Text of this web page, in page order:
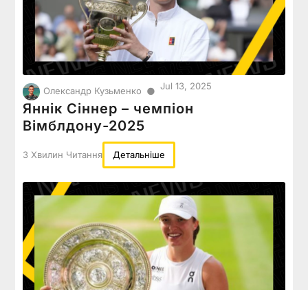
Олександр Кузьменко ● Jul 13, 2025
Яннік Сіннер – чемпіон
Вімблдону-2025
3 Хвилин Читання Детальніше